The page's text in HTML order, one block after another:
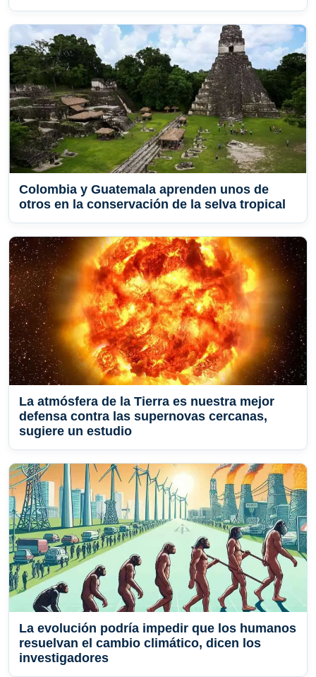
Colombia y Guatemala aprenden unos de
otros en la conservación de la selva tropical
La atmósfera de la Tierra es nuestra mejor
defensa contra las supernovas cercanas,
sugiere un estudio
La evolución podría impedir que los humanos
resuelvan el cambio climático, dicen los
investigadores